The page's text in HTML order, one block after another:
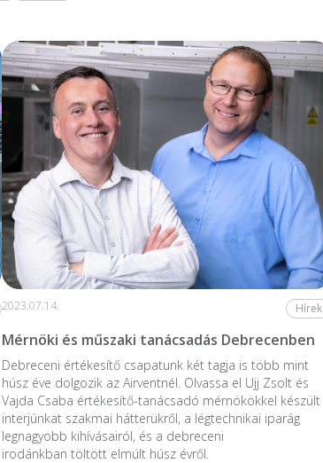
2023.07.14. Hírek
Mérnöki és műszaki tanácsadás Debrecenben
Debreceni értékesítő csapatunk két tagja is több mint
húsz éve dolgozik az Airventnél. Olvassa el Ujj Zsolt és
Vajda Csaba értékesítő-tanácsadó mérnökökkel készült
interjúnkat szakmai hátterükről, a légtechnikai iparág
legnagyobb kihívásairól, és a debreceni
irodánkban töltött elmúlt húsz évről.